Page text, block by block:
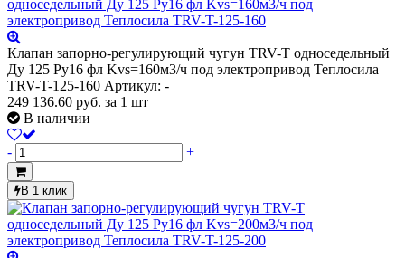
Клапан запорно-регулирующий чугун TRV-T односедельный
Ду 125 Ру16 фл Kvs=160м3/ч под электропривод Теплосила
TRV-T-125-160 Артикул: -
249 136.60 руб. за 1 шт
В наличии
- +
В 1 клик